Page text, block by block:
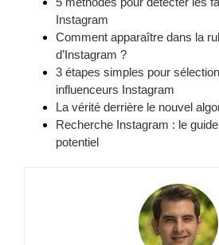
Instagram
Comment apparaître dans la
d’Instagram ?
3 étapes simples pour
influenceurs Instagram
La vérité derrière le nouvel
Recherche Instagram : le
potentiel